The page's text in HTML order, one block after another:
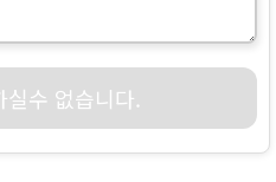
수 없습니다.